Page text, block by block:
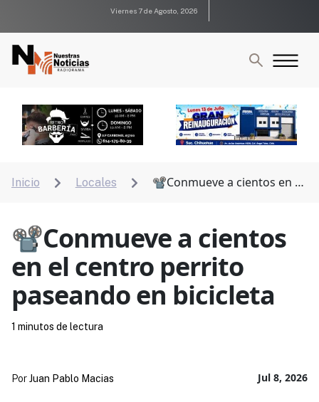
Viernes 7 de Agosto, 2026
Inicio  Locales 
📽Conmueve a cientos en el
📽Conmueve a cientos
en el centro perrito
paseando en bicicleta
Jul 8, 2026
PorJuan Pablo Macias
1 minutos de lectura